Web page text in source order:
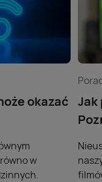
okazać
w
Jak